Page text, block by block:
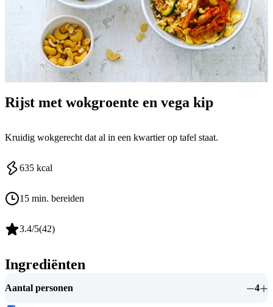
Rijst met wokgroente en vega kip
Kruidig wokgerecht dat al in een kwartier op tafel staat.
635 kcal
15 min. bereiden
3.4/5(42)
Ingrediënten
Aantal personen 4